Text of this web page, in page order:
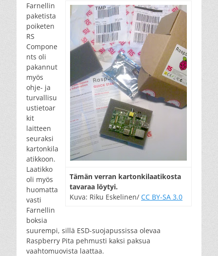
Tä­män ver­ran kar­ton­ki­laa­ti­kos­ta
ta­va­raa löy­tyi.
Kuva: Riku Eskelinen/ CC BY-SA 3.0
Farnellin
paketista
poiketen
RS
Compone
nts oli
pakannut
myös
ohje- ja
turvallisu
ustietoar
kit
laitteen
seuraksi
kartonkila
atikkoon.
Laatikko
oli myös
huomatta
vasti
Farnellin
boksia
suurempi, sillä ESD-suojapussissa olevaa
Raspberry Pita pehmusti kaksi paksua
vaahtomuovista laattaa.